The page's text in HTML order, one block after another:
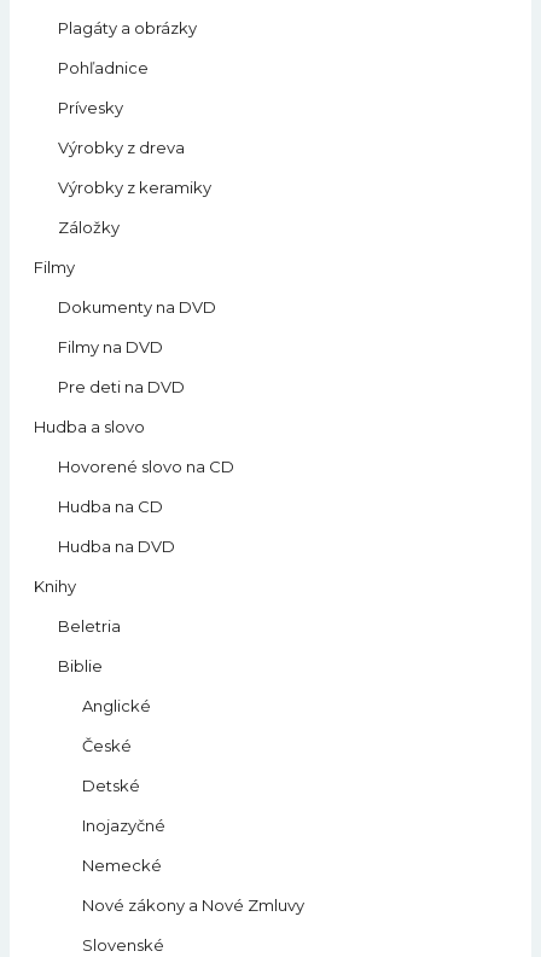
Plagáty a obrázky
Pohľadnice
Prívesky
Výrobky z dreva
Výrobky z keramiky
Záložky
Filmy
Dokumenty na DVD
Filmy na DVD
Pre deti na DVD
Hudba a slovo
Hovorené slovo na CD
Hudba na CD
Hudba na DVD
Knihy
Beletria
Biblie
Anglické
České
Detské
Inojazyčné
Nemecké
Nové zákony a Nové Zmluvy
Slovenské